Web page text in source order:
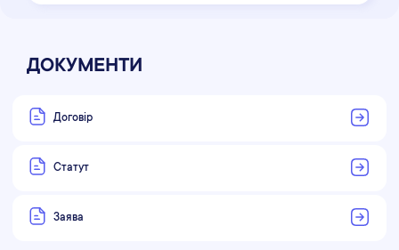
ДОКУМЕНТИ
Договір
Статут
Заява